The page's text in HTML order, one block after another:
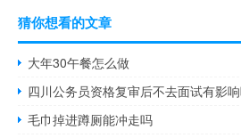
猜你想看的文章
大年30午餐怎么做
四川公务员资格复审后不去面试有影
毛巾掉进蹲厕能冲走吗